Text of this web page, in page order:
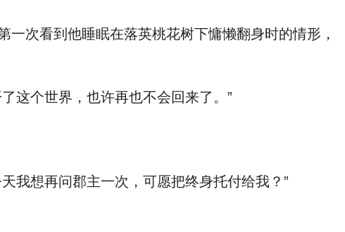
次看到他睡眠在落英桃花树下慵懒翻身时的情形，
这个世界，也许再也不会回来了。”
想再问郡主一次，可愿把终身托付给我？”